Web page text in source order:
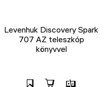
Levenhuk Discovery Spark
707 AZ teleszkóp
könyvvel